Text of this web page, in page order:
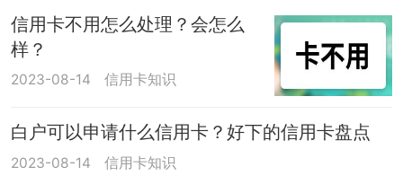
信用卡不用怎么处理？会怎么
样？
2023-08-14 信用卡知识
白户可以申请什么信用卡？好下的信用卡盘点
2023-08-14 信用卡知识